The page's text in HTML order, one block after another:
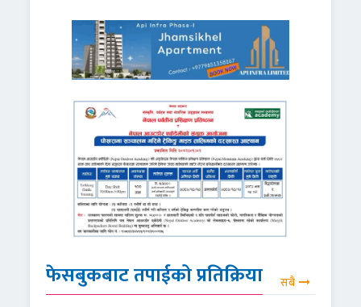
फेसबुकबाट तपाईको प्रतिक्रिया सबै